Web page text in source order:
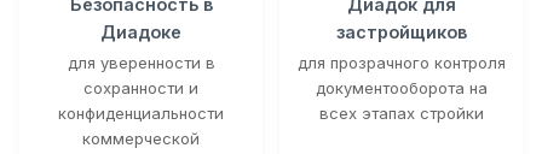
Диадоке
для уверенности в
сохранности и
конфиденциальности
коммерческой
застройщиков
для прозрачного контроля
документооборота на
всех этапах стройки